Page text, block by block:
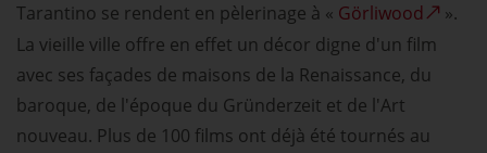
Tarantino se rendent en pèlerinage à « Görliwood
».
La vieille ville offre en effet un décor digne d'un film
avec ses façades de maisons de la Renaissance, du
baroque, de l'époque du Gründerzeit et de l'Art
nouveau. Plus de 100 films ont déjà été tournés au